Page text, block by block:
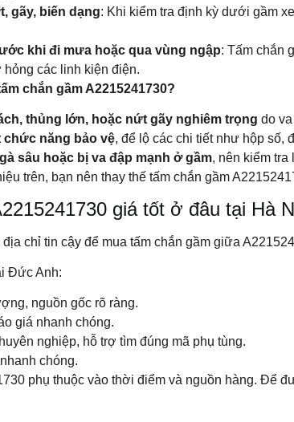
gãy, biến dạng: Khi kiểm tra định kỳ dưới gầm
khi đi mưa hoặc qua vùng ngập: Tấm chắn
các linh kiện điện.
chắn gầm A2215241730?
thủng lớn, hoặc nứt gãy nghiêm trọng do
chức năng bảo vệ, để lộ các chi tiết như hộp
sâu hoặc bị va đập mạnh ở gầm, nên kiểm tra
trên, bạn nên thay thế tấm chắn gầm
giá tốt ở đâu tại Hà
địa chỉ tin cậy để mua tấm chắn gầm giữa
Đức Anh:
nguồn gốc rõ ràng.
giá nhanh chóng.
nghiệp, hỗ trợ tìm đúng mã phụ tùng.
chóng.
phụ thuộc vào thời điểm và nguồn hàng. Để